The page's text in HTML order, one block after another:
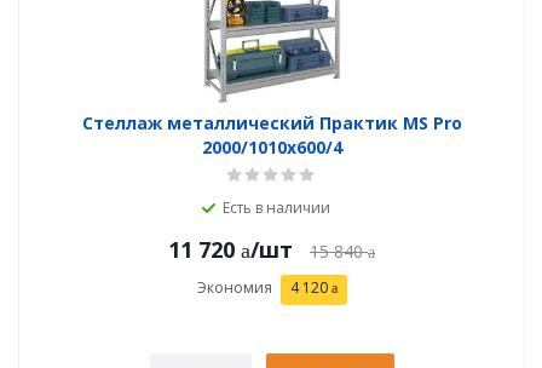
Стеллаж металлический Практик MS Pro
2000/1010x600/4
Есть в наличии
11 720 /шт 15 840
Экономия 4 120